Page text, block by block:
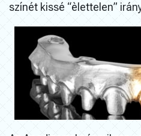
színét kissé “èlettelen”